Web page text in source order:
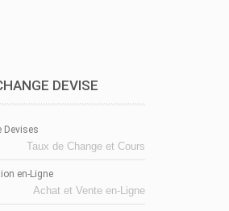
DEVISE
Devises
Taux de Change et Cours
en-Ligne
Achat et Vente en-Ligne